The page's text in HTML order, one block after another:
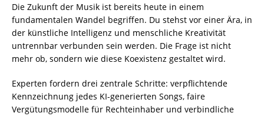
Die Zukunft der Musik ist bereits heute in einem
fundamentalen Wandel begriffen. Du stehst vor einer Ära, in
der künstliche Intelligenz und menschliche Kreativität
untrennbar verbunden sein werden. Die Frage ist nicht
mehr ob, sondern wie diese Koexistenz gestaltet wird.
Experten fordern drei zentrale Schritte: verpflichtende
Kennzeichnung jedes KI-generierten Songs, faire
Vergütungsmodelle für Rechteinhaber und verbindliche